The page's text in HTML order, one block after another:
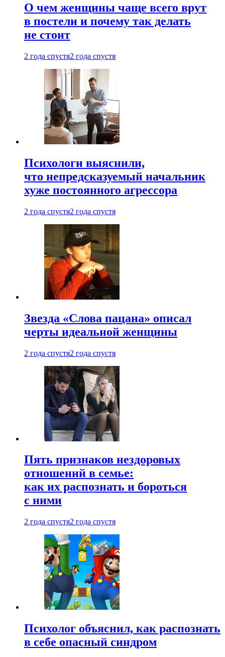
О чем женщины чаще всего врут
в постели и почему так делать
не стоит
2 года спустя2 года спустя
Психологи выяснили,
что непредсказуемый начальник
хуже постоянного агрессора
2 года спустя2 года спустя
Звезда «Слова пацана» описал
черты идеальной женщины
2 года спустя2 года спустя
Пять признаков нездоровых
отношений в семье:
как их распознать и бороться
с ними
2 года спустя2 года спустя
Психолог объяснил, как распознать
в себе опасный синдром